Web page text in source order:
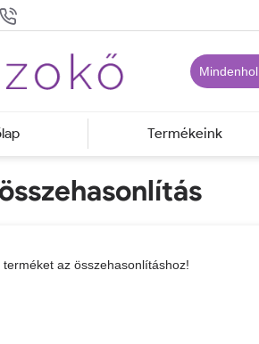
Mindenhol
Termékeink
az összehasonlításhoz!